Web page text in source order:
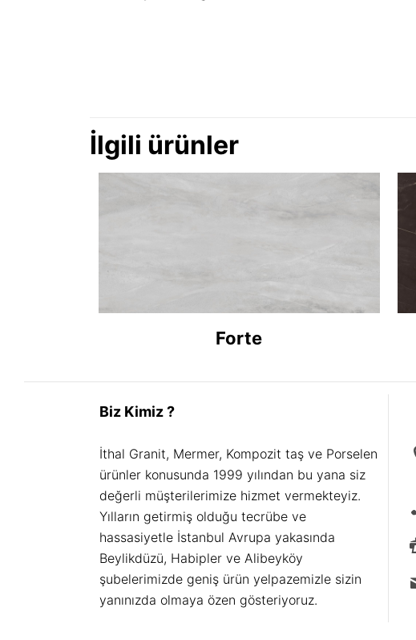
İlgili ürünler
Forte
Biz Kimiz ?
İthal Granit, Mermer, Kompozit taş ve Porselen
ürünler konusunda 1999 yılından bu yana siz
değerli müşterilerimize hizmet vermekteyiz.
Yılların getirmiş olduğu tecrübe ve
hassasiyetle İstanbul Avrupa yakasında
Beylikdüzü, Habipler ve Alibeyköy
şubelerimizde geniş ürün yelpazemizle sizin
yanınızda olmaya özen gösteriyoruz.